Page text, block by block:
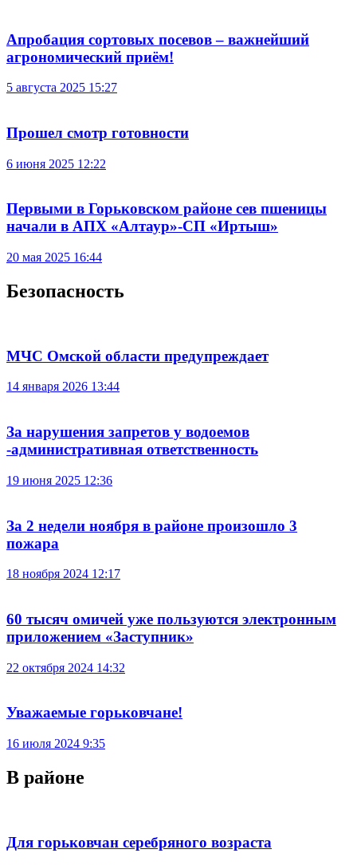
Апробация сортовых посевов – важнейший
агрономический приём!
5 августа 2025 15:27
Прошел смотр готовности
6 июня 2025 12:22
Первыми в Горьковском районе сев пшеницы
начали в АПХ «Алтаур»-СП «Иртыш»
20 мая 2025 16:44
Безопасность
МЧС Омской области предупреждает
14 января 2026 13:44
За нарушения запретов у водоемов
-административная ответственность
19 июня 2025 12:36
За 2 недели ноября в районе произошло 3
пожара
18 ноября 2024 12:17
60 тысяч омичей уже пользуются электронным
приложением «Заступник»
22 октября 2024 14:32
Уважаемые горьковчане!
16 июля 2024 9:35
В районе
Для горьковчан серебряного возраста